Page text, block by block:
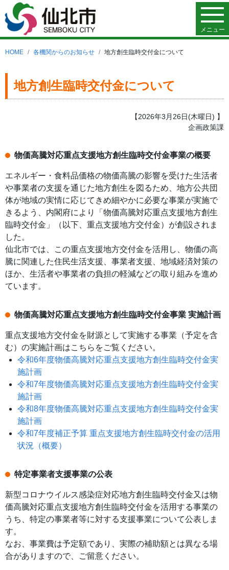
メニュー
HOME 各機関からのお知らせ 地方創生臨時交付金について
地方創生臨時交付金について
【2026年3月26日(木曜日) 】
企画政策課
物価高騰対応重点支援地方創生臨時交付金事業の概要
エネルギー・食料品価格の物価高騰の影響を受けた生活者
や事業者の支援を通じた地方創生を図るため、地方公共団
体が地域の実情に応じてきめ細やかに必要な事業が実施で
きるよう、内閣府により「物価高騰対応重点支援地方創生
臨時交付金」（以下、重点支援地方交付金）が創設されま
した。
仙北市では、この重点支援地方交付金を活用し、物価の高
騰に関連した住民生活支援、事業者支援、地域経済対策の
ほか、生活者や事業者の負担の軽減などの取り組みを進め
ています。
物価高騰対応重点支援地方創生臨時交付金事業 実施計画
重点支援地方交付金を財源として実施する事業（予定を含
む）の実施計画はこちらをご覧ください。
令和6年度物価高騰対応重点支援地方創生臨時交付金実
施計画
令和7年度物価高騰対応重点支援地方創生臨時交付金実
施計画
令和8年度物価高騰対応重点支援地方創生臨時交付金実
施計画
令和7年度補正予算 重点支援地方創生臨時交付金の活用
状況（概要）
特定事業者支援事業の公表
新型コロナウイルス感染症対応地方創生臨時交付金又は物
価高騰対応重点支援地方創生臨時交付金を活用する事業の
うち、特定の事業者等に対する支援事業について公表しま
す。
なお、事業費は予定額であり、実際の補助額とは異なる場
合がありますので、ご留意ください。